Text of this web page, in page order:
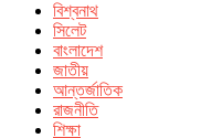
বিশ্বনাথ
সিলেট
বাংলাদেশ
জাতীয়
আন্তর্জাতিক
রাজনীতি
শিক্ষা